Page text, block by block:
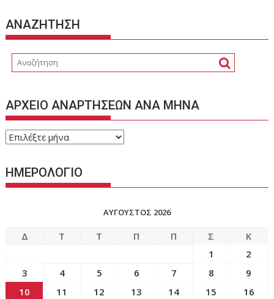
ΑΝΑΖΗΤΗΣΗ
ΑΡΧΕΙΟ ΑΝΑΡΤΗΣΕΩΝ ΑΝΑ ΜΗΝΑ
ΑΡΧΕΙΟ
ΑΝΑ
ΜΗΝΑ
ΗΜΕΡΟΛΟΓΙΟ
ΑΎΓΟΥΣΤΟΣ 2026
Δ Τ Τ Π Π Σ
Κ
1
2
3
4 5 6 7 8
9
10
11 12 13 14 15
16